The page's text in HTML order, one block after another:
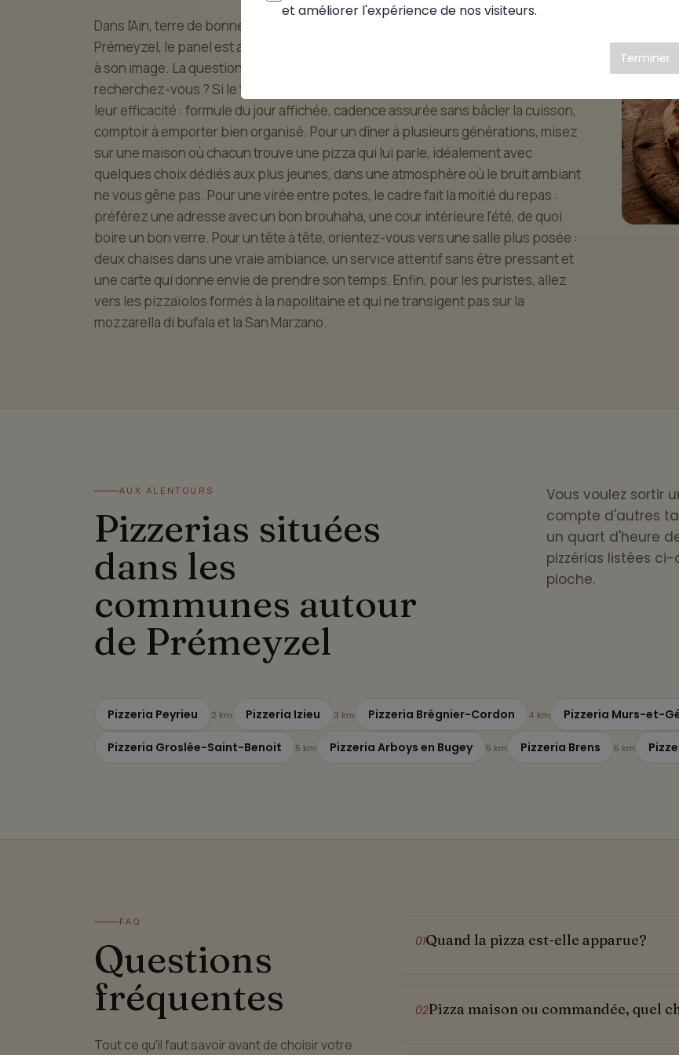
Dans l'Ain, terre de bonne table, le choix d'une pizzéria mérite réflexion. À
Prémeyzel, le panel est assez large pour que chaque convive trouve une adresse
à son image. La question à se poser en premier : quel type d'expérience
recherchez-vous ? Si le temps est compté, visez les pizzérias qui ont travaillé
leur efficacité : formule du jour affichée, cadence assurée sans bâcler la cuisson,
comptoir à emporter bien organisé. Pour un dîner à plusieurs générations, misez
sur une maison où chacun trouve une pizza qui lui parle, idéalement avec
quelques choix dédiés aux plus jeunes, dans une atmosphère où le bruit ambiant
ne vous gêne pas. Pour une virée entre potes, le cadre fait la moitié du repas :
préférez une adresse avec un bon brouhaha, une cour intérieure l'été, de quoi
boire un bon verre. Pour un tête à tête, orientez-vous vers une salle plus posée :
deux chaises dans une vraie ambiance, un service attentif sans être pressant et
une carte qui donne envie de prendre son temps. Enfin, pour les puristes, allez
vers les pizzaïolos formés à la napolitaine et qui ne transigent pas sur la
mozzarella di bufala et la San Marzano.
AUX ALENTOURS
Pizzerias situées
dans les
communes autour
de Prémeyzel
Vous voulez sortir
compte d'autres
un quart d'heure
pizzérias listées
pioche.
Pizzeria Peyrieu 2 km Pizzeria Izieu 3 km Pizzeria Brégnier-Cordon 4 km Pizzeria Murs-et-
Pizzeria Groslée-Saint-Benoit 5 km Pizzeria Arboys en Bugey 5 km Pizzeria Brens 5 km
FAQ
Questions
fréquentes
Tout ce qu'il faut savoir avant de choisir votre
01Quand la pizza est-elle apparue?
02Pizza maison ou commandée, quel
et améliorer l'expérience de nos visiteurs.
Terminer